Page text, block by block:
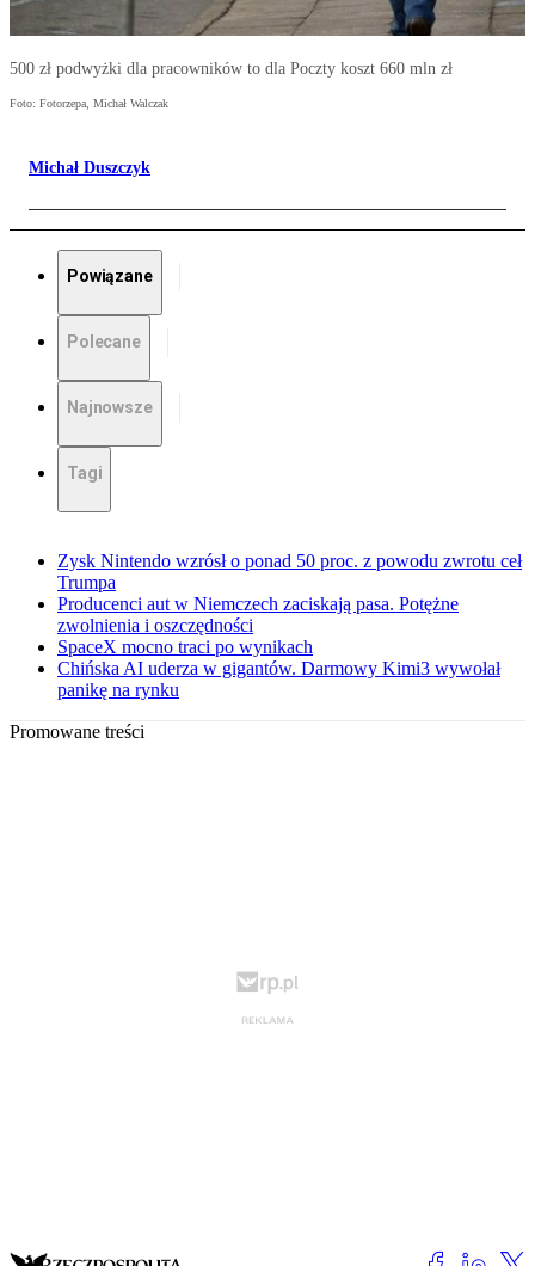
500 zł podwyżki dla pracowników to dla Poczty koszt 660 mln zł
Foto: Fotorzepa, Michał Walczak
Michał Duszczyk
Powiązane
Polecane
Najnowsze
Tagi
Zysk Nintendo wzrósł o ponad 50 proc. z powodu zwrotu ceł
Trumpa
Producenci aut w Niemczech zaciskają pasa. Potężne
zwolnienia i oszczędności
SpaceX mocno traci po wynikach
Chińska AI uderza w gigantów. Darmowy Kimi3 wywołał
panikę na rynku
Promowane treści